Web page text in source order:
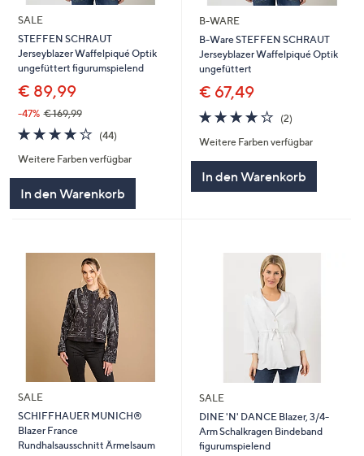
SALE
STEFFEN SCHRAUT
Jerseyblazer Waffelpiqué Optik
ungefüttert figurumspielend
€ 89,99
-47% € 169,99
4.0
von
5
(44)44
Weitere Farben verfügbar
In den Warenkorb
B-WARE
B-Ware STEFFEN SCHRAUT
Jerseyblazer Waffelpiqué Optik
ungefüttert
€ 67,49
4.0
von
5
(2)2
Weitere Farben verfügbar
In den Warenkorb
SALE
SCHIFFHAUER MUNICH®
Blazer France
Rundhalsausschnitt Ärmelsaum
SALE
DINE 'N' DANCE Blazer, 3/4-
Arm Schalkragen Bindeband
figurumspielend